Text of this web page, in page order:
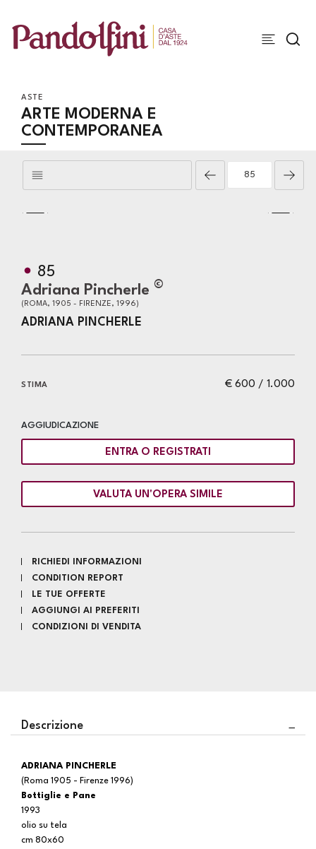
ASTE
ARTE MODERNA E
CONTEMPORANEA
85
Adriana Pincherle ©
(ROMA, 1905 - FIRENZE, 1996)
ADRIANA PINCHERLE
€ 600 / 1.000
STIMA
AGGIUDICAZIONE
ENTRA O REGISTRATI
VALUTA UN'OPERA SIMILE
RICHIEDI INFORMAZIONI
CONDITION REPORT
LE TUE OFFERTE
AGGIUNGI AI PREFERITI
CONDIZIONI DI VENDITA
Descrizione
ADRIANA PINCHERLE
(Roma 1905 - Firenze 1996)
Bottiglie e Pane
1993
olio su tela
cm 80x60